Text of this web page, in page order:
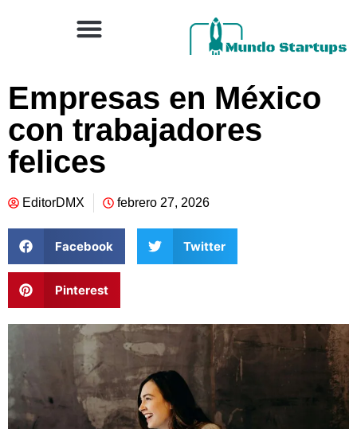
Empresas en México
con trabajadores
felices
EditorDMX febrero 27, 2026
Facebook Twitter
Pinterest